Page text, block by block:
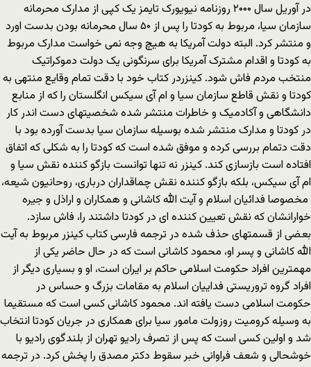
در آوریل سال ۲۰۰۰ روزنامه نیویورک تایمز یک کپی از مدارک محرمانه
سازمان سیا، مربوط به کودتا را پس از ۵۰ سال محرمانه بودن بدست اورد
و منتشر کرد. البته دولت آمریکا به هیچ وجه نمی خواست مدارک مربوط
به کودتا و اقدام مشترک آمریکا برای سرنگونی یک دولت دموکراتیک
منتخب مردم فاش شود. کینزردر کتاب خود با دقت تمام وقایع منتهی به
کودتا و نقش قاطع سازمان سیا و ام آی سیکس انگلستان را که از منابع
دانشگاهی و آکادمیک و خاطرات منتشر شده شخصیتهای دست اندر کار
در کودتا و مدارک منتشر شده بوسیله سازمان سیا بدست آورده بود با
دقت دتمام بررسی کرده و موفق شده است که کودتا را به شکلی که اتفاق
افتاده است بازسازی کند. کینزر نه تنها توانست بازگو کننده نقش سیا و
ام آی سیکس، بلکه بازگو کننده نقش چماقداران درباری، روحانیون شیعه،
مخصوصا فدائیان اسلام و آیت الله کاشانی و همکاران و اراذل و جیره
خوارانشان که نقش تعیین کننده ای در کودتا داشتند را، فاش سازد.
بعضی از قسمتهای حذف شده در ترجمه فارسی کتاب کینزر مربوط به آیت
الله کاشانی و پسر او، محمود کاشانی است که در حال حاضر یکی از
مهمترین افراد حکومت اسلامی حاکم بر ایران است، او و بسیاری دیگر از
افراد گروه تروریستی فداییان اسلام به مقامات بزرگ و حساس در
حکومت اسلامی دست یافته اند. محمود کاشانی کسی است که مستقیما
به وسیله کرومیت روزولت مامور سیا برای همکاری در جریان کودتا انتخاب
شد و اولین کسی است که پس از تصرف رادیو تهران از بلندگوی رادیو با
خوشحالی و شعف فراوانی خبر سقوط دکتر مصدق را پخش کرد. در ترجمه